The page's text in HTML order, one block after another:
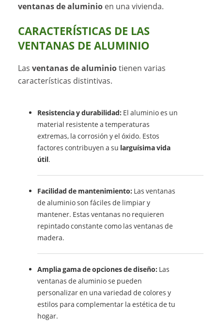
ventanas de aluminio en una vivienda.
CARACTERÍSTICAS DE LAS
VENTANAS DE ALUMINIO
Lasventanas de aluminiotienen varias
características distintivas.
Resistencia y durabilidad: El aluminio es un
material resistente a temperaturas
extremas, la corrosión y el óxido. Estos
factores contribuyen a su larguísima vida
útil.
Facilidad de mantenimiento: Las ventanas
de aluminio son fáciles de limpiar y
mantener. Estas ventanas no requieren
repintado constante como las ventanas de
madera.
Amplia gama de opciones de diseño: Las
ventanas de aluminio se pueden
personalizar en una variedad de colores y
estilos para complementar la estética de tu
hogar.